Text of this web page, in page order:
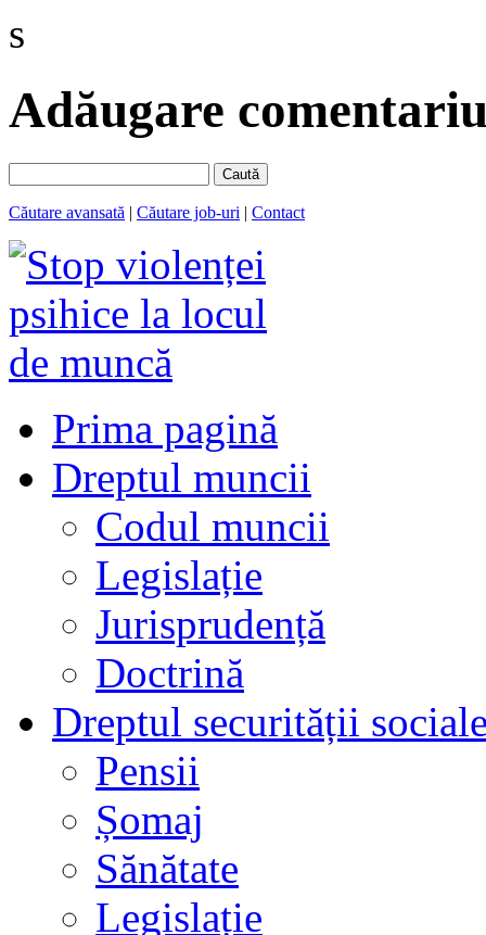
s
Adăugare
Caută
Căutare avansată | Căutare job-uri | Contact
Prima pagină
Dreptul muncii
Codul muncii
Legislație
Jurisprudență
Doctrină
Dreptul securității
Pensii
Șomaj
Sănătate
Legislație